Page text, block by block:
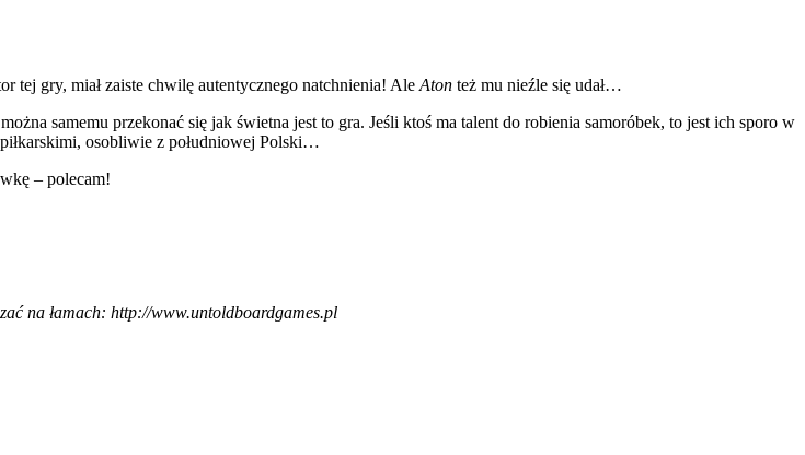
tej gry, miał zaiste chwilę autentycznego natchnienia! Ale Aton też mu nieźle się udał…
samemu przekonać się jak świetna jest to gra. Jeśli ktoś ma talent do robienia samoróbek, to jest ich sporo w
osobliwie z południowej Polski…
– polecam!
na łamach: http://www.untoldboardgames.pl